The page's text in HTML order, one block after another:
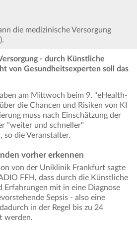
die medizinische Versorgung
- durch Künstliche
von Gesundheitsexperten soll das
am Mittwoch beim 9. "eHealth-
die Chancen und Risiken von KI
muss nach Einschätzung der
"weiter und schneller"
so die Veranstalter.
vorher erkennen
von der Uniklinik Frankfurt sagte
FFH, dass durch die Künstliche
Erfahrungen mit in eine Diagnose
Sepsis - also eine
in der Regel bis zu 24
werden.